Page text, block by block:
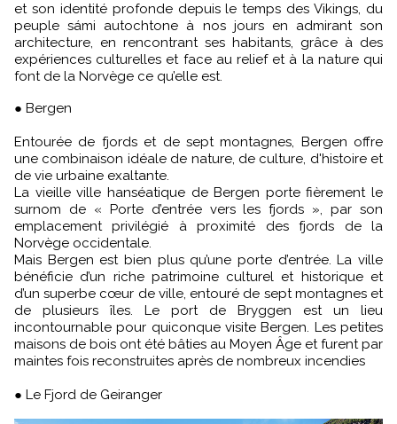
et son identité profonde depuis le temps des Vikings, du
peuple sámi autochtone à nos jours en admirant son
architecture, en rencontrant ses habitants, grâce à des
expériences culturelles et face au relief et à la nature qui
font de la Norvège ce qu’elle est.
● Bergen
Entourée de fjords et de sept montagnes, Bergen offre
une combinaison idéale de nature, de culture, d'histoire et
de vie urbaine exaltante.
La vieille ville hanséatique de Bergen porte fièrement le
surnom de « Porte d’entrée vers les fjords », par son
emplacement privilégié à proximité des fjords de la
Norvège occidentale.
Mais Bergen est bien plus qu’une porte d’entrée. La ville
bénéficie d’un riche patrimoine culturel et historique et
d’un superbe cœur de ville, entouré de sept montagnes et
de plusieurs îles. Le port de Bryggen est un lieu
incontournable pour quiconque visite Bergen. Les petites
maisons de bois ont été bâties au Moyen Âge et furent par
maintes fois reconstruites après de nombreux incendies
● Le Fjord de Geiranger